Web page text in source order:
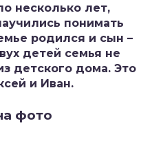
несколько лет,
понимать
родился и сын –
детей семья не
детского дома. Это
и Иван.
фото